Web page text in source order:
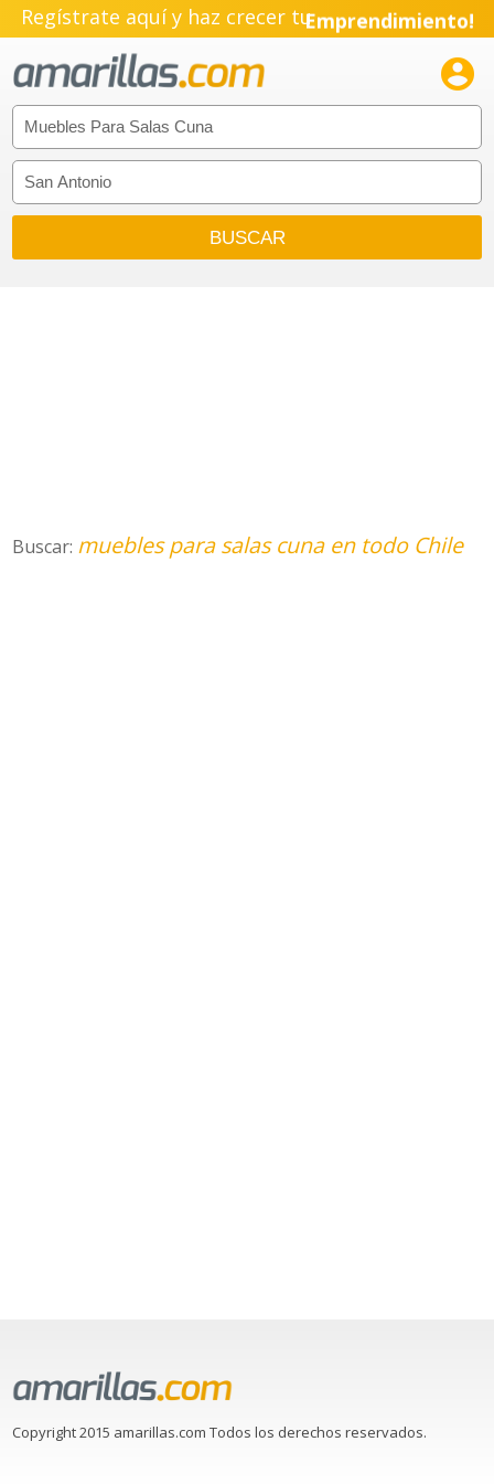
Regístrate aquí y haz crecer tuEmprendimiento!

Buscar: muebles para salas cuna en todo Chile
Copyright 2015 amarillas.com Todos los derechos reservados.